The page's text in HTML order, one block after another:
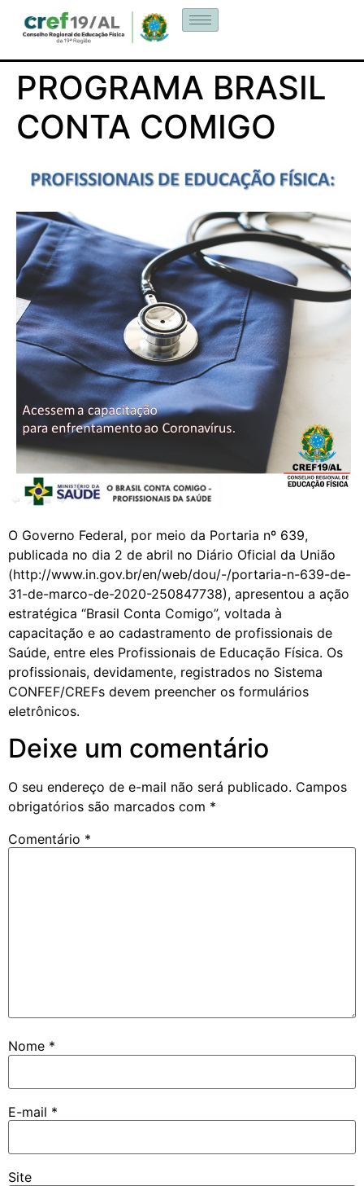
PROGRAMA BRASIL
CONTA COMIGO
O Governo Federal, por meio da Portaria nº 639,
publicada no dia 2 de abril no Diário Oficial da União
(http://www.in.gov.br/en/web/dou/-/portaria-n-639-de-
31-de-marco-de-2020-250847738), apresentou a ação
estratégica “Brasil Conta Comigo”, voltada à
capacitação e ao cadastramento de profissionais de
Saúde, entre eles Profissionais de Educação Física. Os
profissionais, devidamente, registrados no Sistema
CONFEF/CREFs devem preencher os formulários
eletrônicos.
Deixe um comentário
O seu endereço de e-mail não será publicado. Campos
obrigatórios são marcados com *
Comentário *
Nome *
E-mail *
Site